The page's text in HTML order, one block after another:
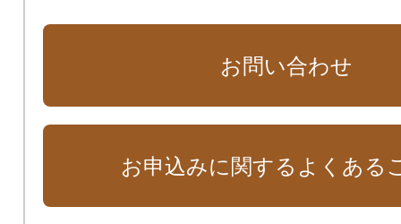
お問い合わせ
お申込みに関するよくある